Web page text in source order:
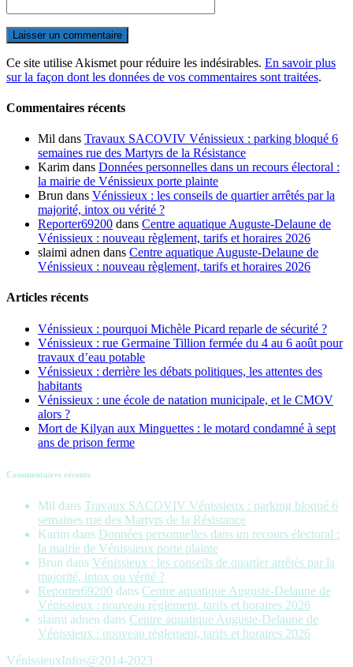
Ce site utilise Akismet pour réduire les indésirables. En savoir plus
sur la façon dont les données de vos commentaires sont traitées.
Commentaires récents
Mil dans Travaux SACOVIV Vénissieux : parking bloqué 6
semaines rue des Martyrs de la Résistance
Karim dans Données personnelles dans un recours électoral :
la mairie de Vénissieux porte plainte
Brun dans Vénissieux : les conseils de quartier arrêtés par la
majorité, intox ou vérité ?
Reporter69200 dans Centre aquatique Auguste-Delaune de
Vénissieux : nouveau règlement, tarifs et horaires 2026
slaimi adnen dans Centre aquatique Auguste-Delaune de
Vénissieux : nouveau règlement, tarifs et horaires 2026
Articles récents
Vénissieux : pourquoi Michèle Picard reparle de sécurité ?
Vénissieux : rue Germaine Tillion fermée du 4 au 6 août pour
travaux d’eau potable
Vénissieux : derrière les débats politiques, les attentes des
habitants
Vénissieux : une école de natation municipale, et le CMOV
alors ?
Mort de Kilyan aux Minguettes : le motard condamné à sept
ans de prison ferme
Commentaires récents
Mil dans Travaux SACOVIV Vénissieux : parking bloqué 6
semaines rue des Martyrs de la Résistance
Karim dans Données personnelles dans un recours électoral :
la mairie de Vénissieux porte plainte
Brun dans Vénissieux : les conseils de quartier arrêtés par la
majorité, intox ou vérité ?
Reporter69200 dans Centre aquatique Auguste-Delaune de
Vénissieux : nouveau règlement, tarifs et horaires 2026
slaimi adnen dans Centre aquatique Auguste-Delaune de
Vénissieux : nouveau règlement, tarifs et horaires 2026
VénissieuxInfos@2014-2023